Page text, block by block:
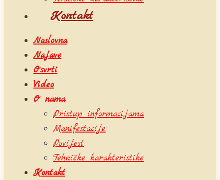
Kontakt
Naslovna
Najave
Osvrti
Video
O nama
Pristup informacijama
Manifestacije
Povijest
Tehničke karakteristike
Kontakt